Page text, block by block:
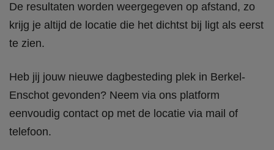
De resultaten worden weergegeven op afstand, zo
krijg je altijd de locatie die het dichtst bij ligt als eerst
te zien.
Heb jij jouw nieuwe dagbesteding plek in Berkel-
Enschot gevonden? Neem via ons platform
eenvoudig contact op met de locatie via mail of
telefoon.